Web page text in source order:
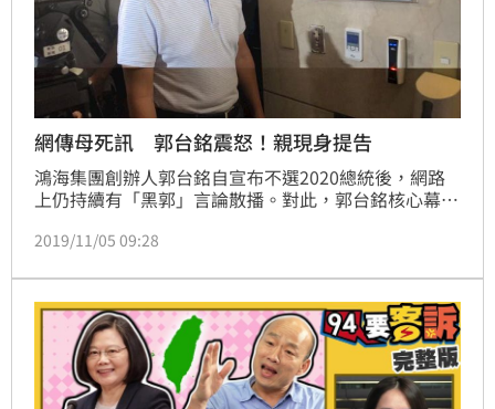
網傳母死訊 郭台銘震怒！親現身提告
鴻海集團創辦人郭台銘自宣布不選2020總統後，網路
上仍持續有「黑郭」言論散播。對此，郭台銘核心幕
案，並表示已對涉及人身攻擊等言論進行蒐證，將提法
知，要追加提告署名李英德的網友，由於事涉郭台銘先
生母親，「郭台銘先生於上午11:00將親自前往刑事
局」對此提告。郭辦上午10時16分再發出通知表示，
「郭台銘先生
2019/11/05 09:28